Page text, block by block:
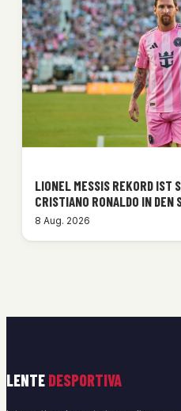
LIONEL MESSIS REKORD IST
CRISTIANO RONALDO IN DEN
8 Aug. 2026
LENTE DESPORTIVA